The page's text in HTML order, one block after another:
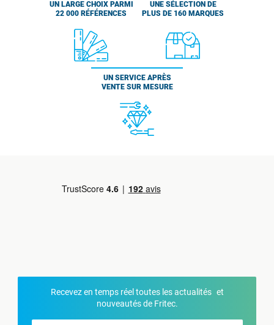
UN LARGE CHOIX PARMI
22 000 RÉFÉRENCES
UNE SÉLECTION DE
PLUS DE 160 MARQUES
UN SERVICE APRÈS
VENTE SUR MESURE
Recevez en temps réel toutes les actualités et
nouveautés de Fritec.